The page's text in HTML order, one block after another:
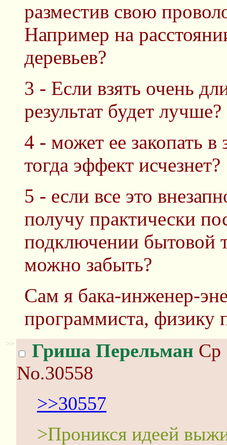
разместив свою
Например на
деревьев?
3 - Если взять очень
результат будет лучше?
4 - может ее закопать
тогда эффект исчезнет?
5 - если все это
получу практически
подключении бытовой
можно забыть?
Сам я бака-инженер-
программиста, физику
>> Гриша Перельман Ср
No.30558
>>30557
>Проникся идеей